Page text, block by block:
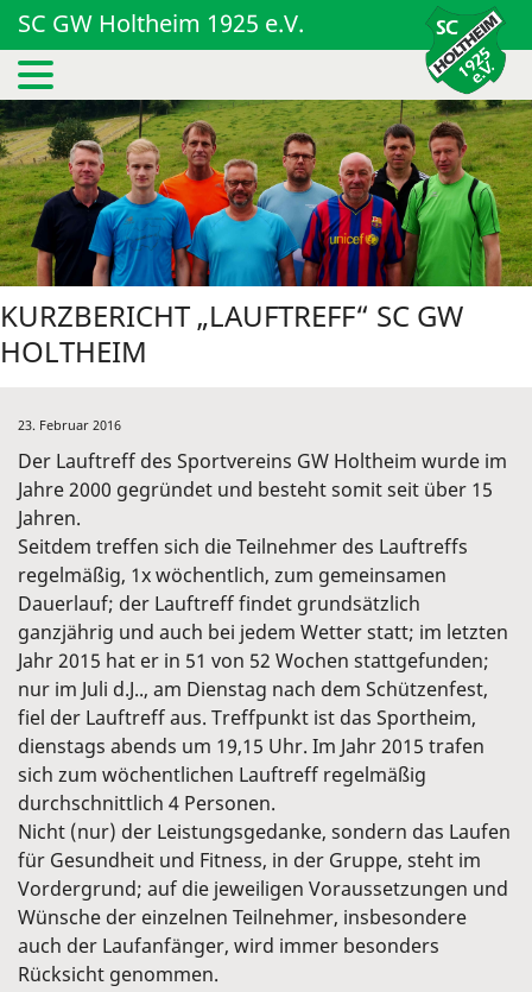
SC GW Holtheim 1925 e.V.
KURZBERICHT „LAUFTREFF“ SC GW
HOLTHEIM
23. Februar 2016
Der Lauftreff des Sportvereins GW Holtheim wurde im
Jahre 2000 gegründet und besteht somit seit über 15
Jahren.
Seitdem treffen sich die Teilnehmer des Lauftreffs
regelmäßig, 1x wöchentlich, zum gemeinsamen
Dauerlauf; der Lauftreff findet grundsätzlich
ganzjährig und auch bei jedem Wetter statt; im letzten
Jahr 2015 hat er in 51 von 52 Wochen stattgefunden;
nur im Juli d.J.., am Dienstag nach dem Schützenfest,
fiel der Lauftreff aus. Treffpunkt ist das Sportheim,
dienstags abends um 19,15 Uhr. Im Jahr 2015 trafen
sich zum wöchentlichen Lauftreff regelmäßig
durchschnittlich 4 Personen.
Nicht (nur) der Leistungsgedanke, sondern das Laufen
für Gesundheit und Fitness, in der Gruppe, steht im
Vordergrund; auf die jeweiligen Voraussetzungen und
Wünsche der einzelnen Teilnehmer, insbesondere
auch der Laufanfänger, wird immer besonders
Rücksicht genommen.